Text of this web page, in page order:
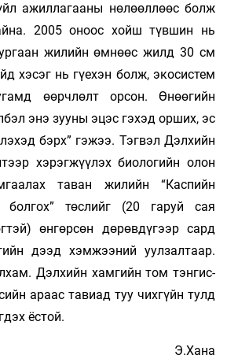
ажиллагааны нөлөөллөөс болж
2005 оноос хойш түвшин нь
жилийн өмнөөс жилд 30 см
хэсэг нь гүехэн болж, экосистем
өөрчлөлт орсон. Өнөөгийн
энэ зууны эцэс гэхэд орших, эс
бэрх” гэжээ. Тэгвэл Дэлхийн
хэрэгжүүлэх биологийн олон
таван жилийн “Каспийн
болгох” төслийг (20 гаруй сая
өнгөрсөн дөрөвдүгээр сард
дээд хэмжээний уулзалтаар.
Дэлхийн хамгийн том тэнгис-
араас тавиад туу­ чихгүйн тулд
ёстой.
Э.Хана